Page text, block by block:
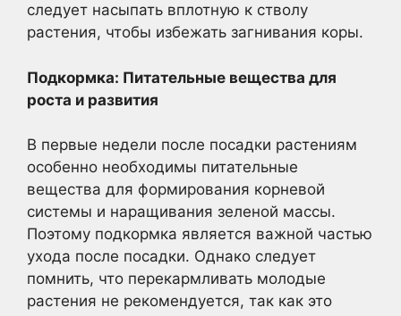
следует насыпать вплотную к стволу
растения, чтобы избежать загнивания коры.
Подкормка: Питательные вещества для
роста и развития
В первые недели после посадки растениям
особенно необходимы питательные
вещества для формирования корневой
системы и наращивания зеленой массы.
Поэтому подкормка является важной частью
ухода после посадки. Однако следует
помнить, что перекармливать молодые
растения не рекомендуется, так как это